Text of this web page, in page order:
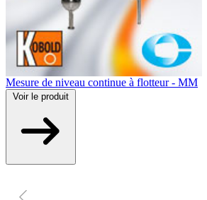
Mesure de niveau continue à flotteur - MM
Voir le produit